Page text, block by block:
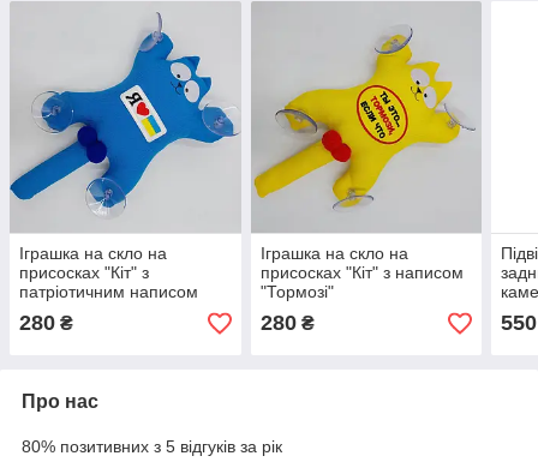
Іграшка на скло на
присосках "Кіт" з
патріотичним написом
280 ₴
Іграшка на скло на
присосках "Кіт" з написом
"Тормозі"
280₴ 550
Про нас
80% позитивних з 5 відгуків за рік